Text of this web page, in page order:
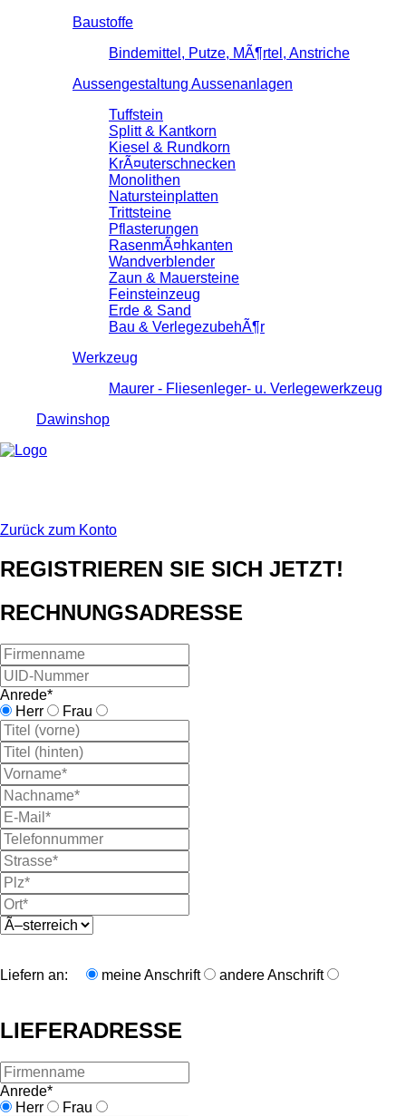
Baustoffe
Bindemittel, Putze, MÃ¶rtel, Anstriche
Aussengestaltung Aussenanlagen
Tuffstein
Splitt & Kantkorn
Kiesel & Rundkorn
KrÃ¤uterschnecken
Monolithen
Natursteinplatten
Trittsteine
Pflasterungen
RasenmÃ¤hkanten
Wandverblender
Zaun & Mauersteine
Feinsteinzeug
Erde & Sand
Bau & VerlegezubehÃ¶r
Werkzeug
Maurer - Fliesenleger- u. Verlegewerkzeug
Dawinshop
Zurück zum Konto
REGISTRIEREN SIE SICH JETZT!
RECHNUNGSADRESSE
Anrede*
Herr
Frau
Liefern an: meine Anschrift andere Anschrift
LIEFERADRESSE
Anrede*
Herr
Frau